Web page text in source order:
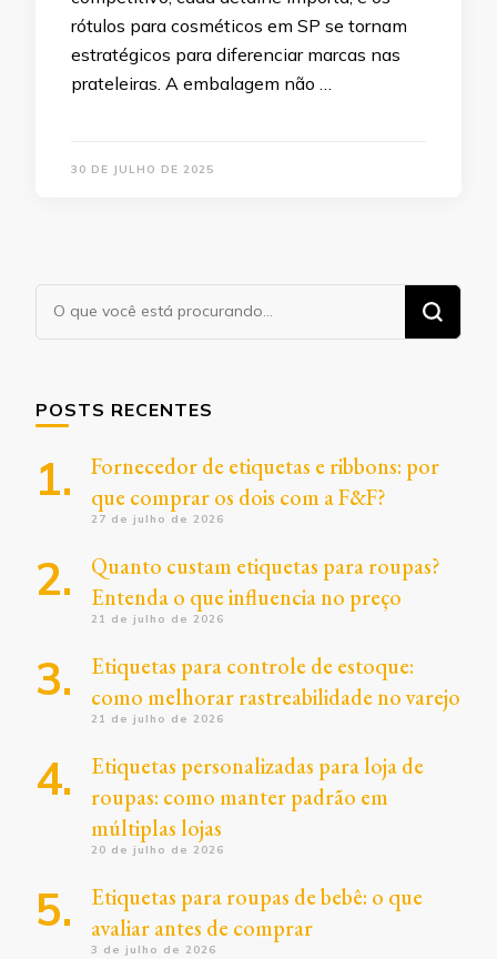
rótulos para cosméticos em SP se tornam
estratégicos para diferenciar marcas nas
prateleiras. A embalagem não …
30 DE JULHO DE 2025
Procurando
algo?
POSTS RECENTES
Fornecedor de etiquetas e ribbons: por
que comprar os dois com a F&F?
27 de julho de 2026
Quanto custam etiquetas para roupas?
Entenda o que influencia no preço
21 de julho de 2026
Etiquetas para controle de estoque:
como melhorar rastreabilidade no varejo
21 de julho de 2026
Etiquetas personalizadas para loja de
roupas: como manter padrão em
múltiplas lojas
20 de julho de 2026
Etiquetas para roupas de bebê: o que
avaliar antes de comprar
3 de julho de 2026